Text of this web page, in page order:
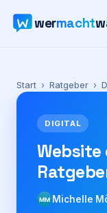
wermacht
Karte
News
Ratgeber
Start › Ratgeber ›
DIGITAL
Website
MM Michelle